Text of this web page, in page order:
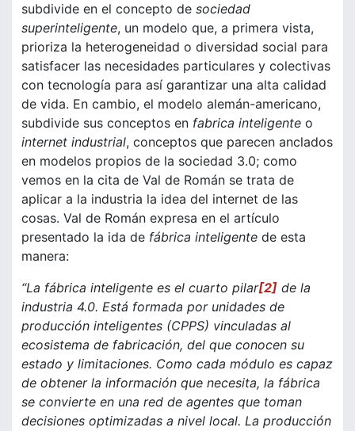
subdivide en el concepto de sociedad
superinteligente, un modelo que, a primera vista,
prioriza la heterogeneidad o diversidad social para
satisfacer las necesidades particulares y colectivas
con tecnología para así garantizar una alta calidad
de vida. En cambio, el modelo alemán-americano,
subdivide sus conceptos en fabrica inteligente o
internet industrial, conceptos que parecen anclados
en modelos propios de la sociedad 3.0; como
vemos en la cita de Val de Román se trata de
aplicar a la industria la idea del internet de las
cosas. Val de Román expresa en el artículo
presentado la ida de fábrica inteligente de esta
manera:
“La fábrica inteligente es el cuarto pilar[2] de la
industria 4.0. Está formada por unidades de
producción inteligentes (CPPS) vinculadas al
ecosistema de fabricación, del que conocen su
estado y limitaciones. Como cada módulo es capaz
de obtener la información que necesita, la fábrica
se convierte en una red de agentes que toman
decisiones optimizadas a nivel local. La producción